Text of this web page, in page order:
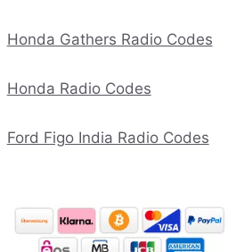
Honda Gathers Radio Codes
Honda Radio Codes
Ford Figo India Radio Codes